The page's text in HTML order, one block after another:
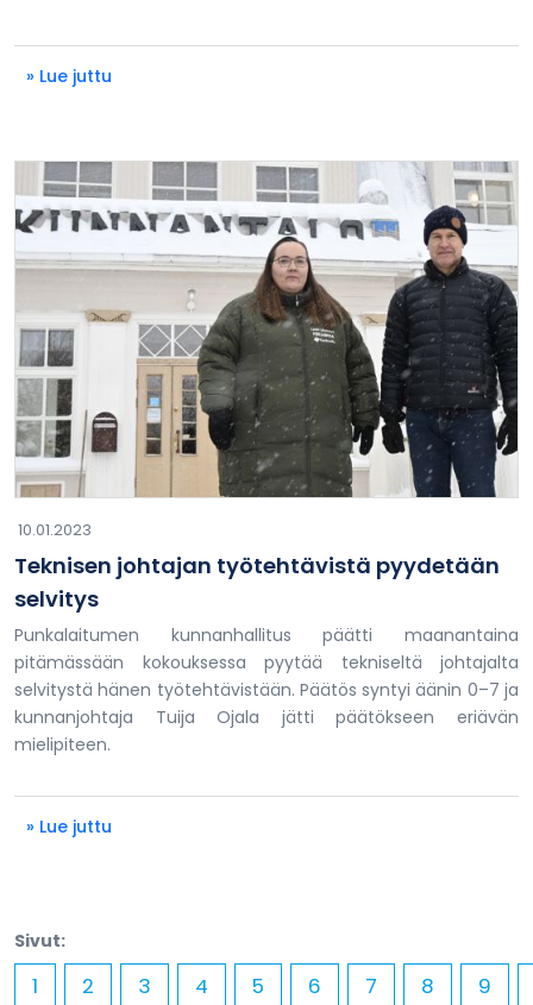
» Lue juttu
10.01.2023
Teknisen johtajan työtehtävistä pyydetään
selvitys
Punkalaitumen kunnanhallitus päätti maanantaina
pitämässään kokouksessa pyytää tekniseltä johtajalta
selvitystä hänen työtehtävistään. Päätös syntyi äänin 0–7 ja
kunnanjohtaja Tuija Ojala jätti päätökseen eriävän
mielipiteen.
» Lue juttu
Sivut:
1 2 3 4 5 6 7 8 9